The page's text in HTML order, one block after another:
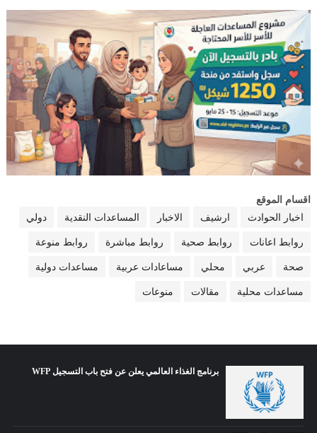
اقسام الموقع
اخبار الحوادث
ارشيف الاخبار المساعدات النقدية دولي
روابط اعانات روابط صحية روابط مباشرة روابط منوعة
صحة عربي محلي مساعادات عربية مساعدات دولية
مساعدات محلية مقالات منوعات
برنامج الغذاء العالمي يعلن عن فتح باب التسجيل WFP